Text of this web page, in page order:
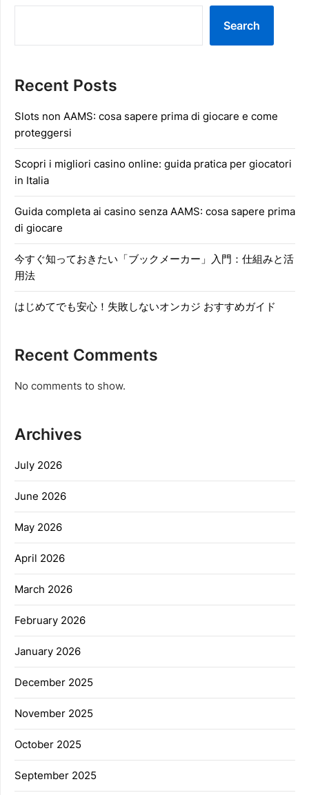
Search
Recent Posts
Slots non AAMS: cosa sapere prima di giocare e come
proteggersi
Scopri i migliori casino online: guida pratica per giocatori
in Italia
Guida completa ai casino senza AAMS: cosa sapere prima
di giocare
今すぐ知っておきたい「ブックメーカー」入門：仕組みと活
用法
はじめてでも安心！失敗しないオンカジ おすすめガイド
Recent Comments
No comments to show.
Archives
July 2026
June 2026
May 2026
April 2026
March 2026
February 2026
January 2026
December 2025
November 2025
October 2025
September 2025